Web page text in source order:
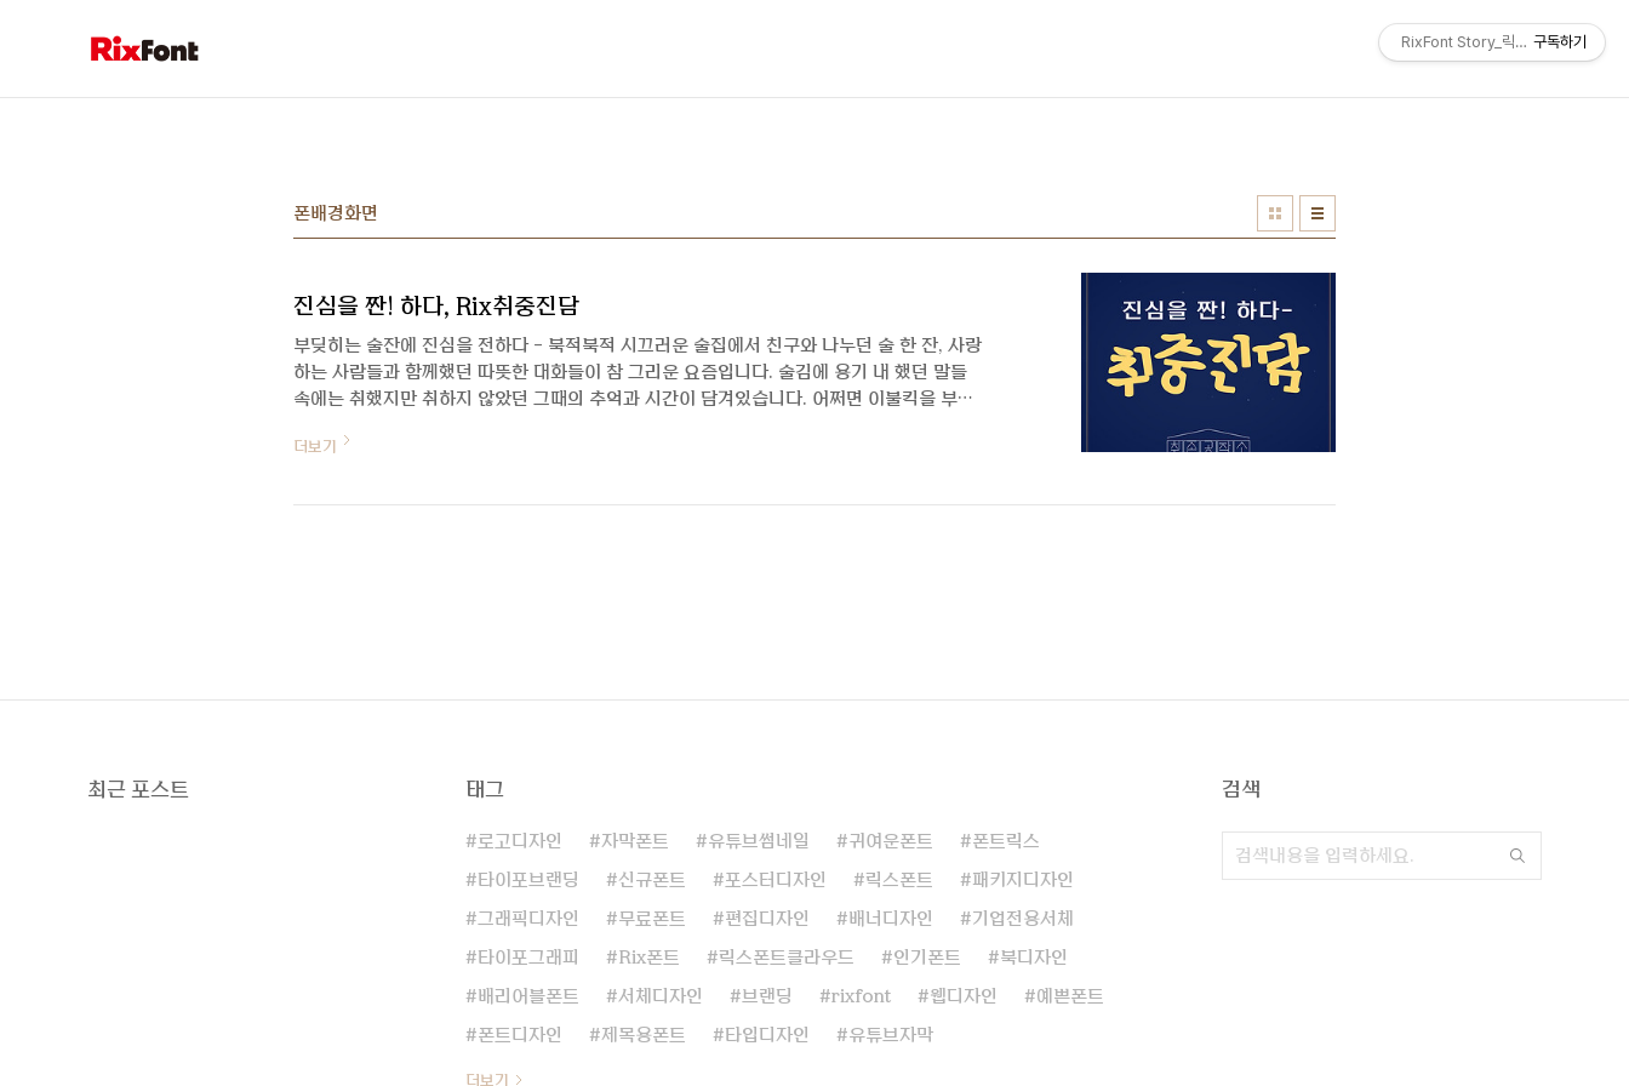
폰배경화면
진심을 짠! 하다, Rix취중진담
부딪히는 술잔에 진심을 전하다 - 북적북적 시끄러운 술집에서 친구와 나누던 술 한 잔, 사랑
하는 사람들과 함께했던 따뜻한 대화들이 참 그리운 요즘입니다. 술김에 용기 내 했던 말들
속에는 취했지만 취하지 않았던 그때의 추억과 시간이 담겨있습니다. 어쩌면 이불킥을 부르
름맞이 시원한 이벤트도 함께해요! 🍺Rix취중진담 이벤트 보러가기🍺 제작자 인터뷰_취중진
입니다. 전략기획을 주로 하고 있습니다. 오랜만에 폰트 작업을 하게 되었네요. Rix취중진담
더보기
최근 포스트 태그
로고디자인 자막폰트 유튜브썸네일 귀여운폰트 폰트릭스
타이포브랜딩 신규폰트 포스터디자인 릭스폰트 패키지디자인
그래픽디자인 무료폰트 편집디자인 배너디자인 기업전용서체
타이포그래피 Rix폰트 릭스폰트클라우드 인기폰트 북디자인
배리어블폰트 서체디자인 브랜딩 rixfont 웹디자인 예쁜폰트
폰트디자인 제목용폰트 타입디자인 유튜브자막
더보기
검색
RixFont Story_릭스폰트 블로그
구독하기